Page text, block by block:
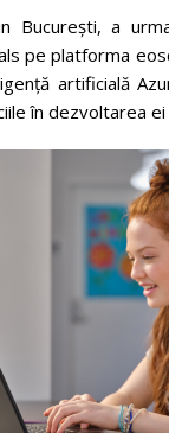
București, a
pe platforma
artificială
în dezvoltarea